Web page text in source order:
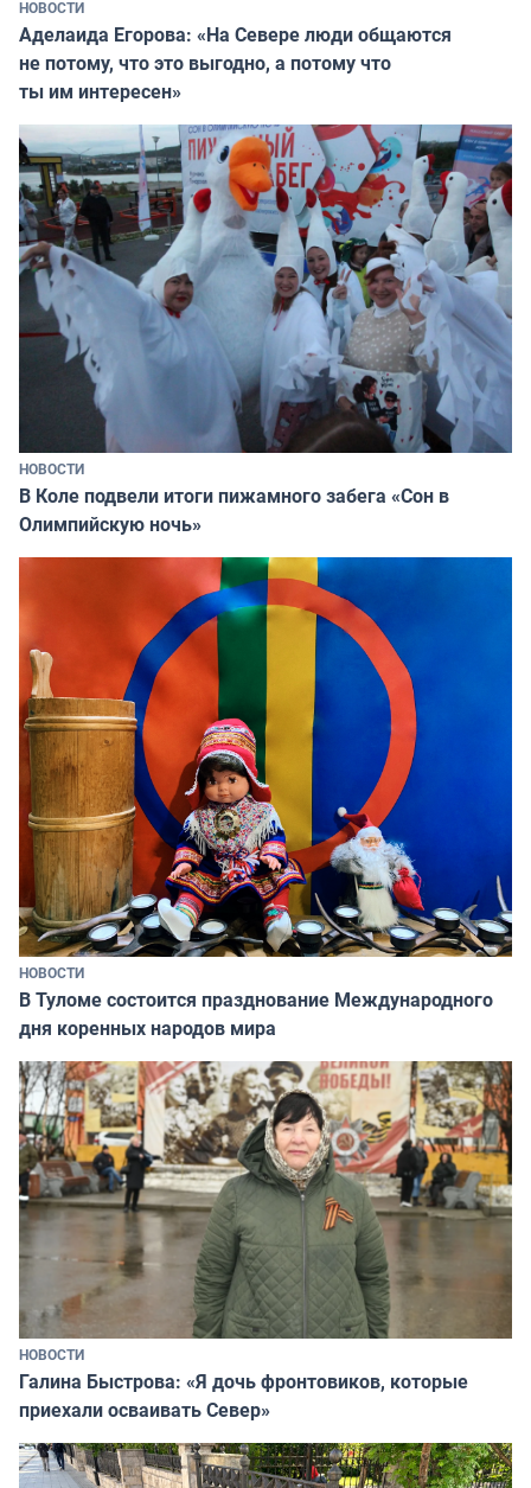
НОВОСТИ
Аделаида Егорова: «На Севере люди общаются
не потому, что это выгодно, а потому что
ты им интересен»
НОВОСТИ
В Коле подвели итоги пижамного забега «Сон в
Олимпийскую ночь»
НОВОСТИ
В Туломе состоится празднование Международного
дня коренных народов мира
НОВОСТИ
Галина Быстрова: «Я дочь фронтовиков, которые
приехали осваивать Север»